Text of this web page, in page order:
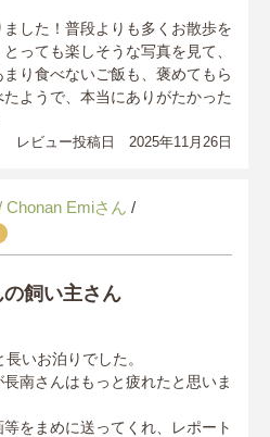
した！普段よりも多くお散歩を
っても楽しそうな写真を見て、
り食べないご飯も、褒めてもら
ようで、本当にありがたかった
レビュー投稿日 2025年11月26日
Chonan Emiさん /
飼い主さん
いお泊りでした。
南さんはもっと疲れたと思いま
をまめに送ってくれ、レポート